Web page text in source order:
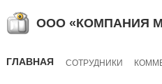
ООО «КОМПАНИЯ
ГЛАВНАЯ СОТРУДНИКИ